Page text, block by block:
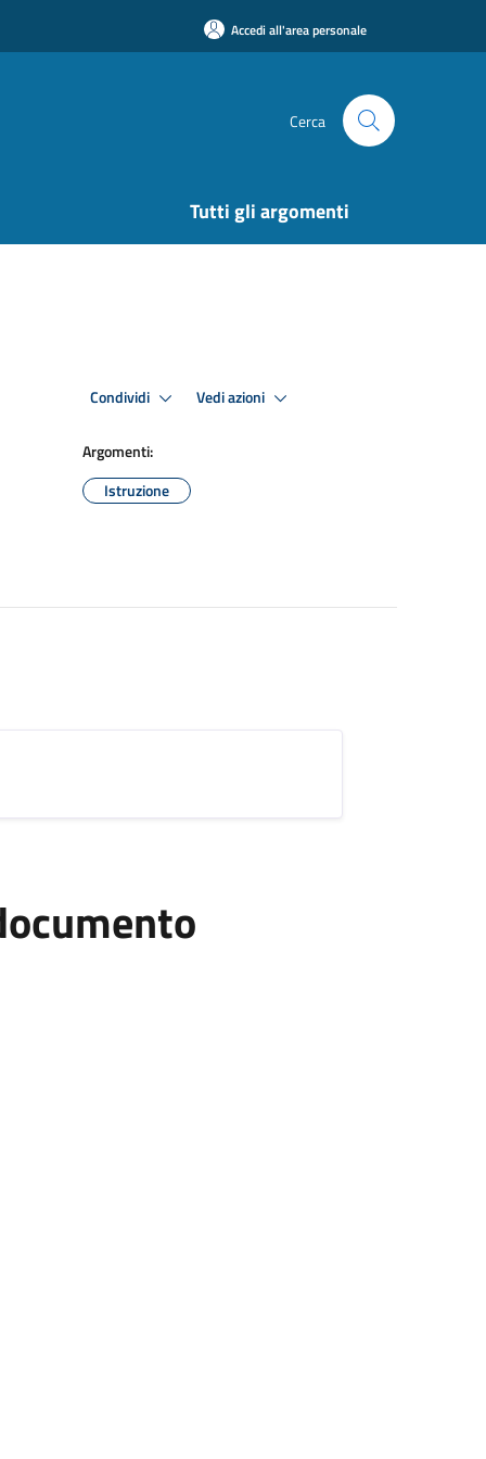
Accedi all'area personale
Cerca
Tutti gli argomenti
Condividi Vedi azioni
Argomenti:
Istruzione